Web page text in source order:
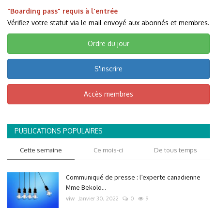
"Boarding pass" requis à l'entrée
Vérifiez votre statut via le mail envoyé aux abonnés et membres.
Ordre du jour
S'inscrire
Accès membres
PUBLICATIONS POPULAIRES
Cette semaine Ce mois-ci De tous temps
Communiqué de presse : l’experte canadienne
Mme Bekolo...
viw Janvier 30, 2022 0 9